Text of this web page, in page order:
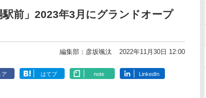
前」2023年3月にグランドオープ
編集部：彦坂颯汰 2022年11月30日 12:00
ア はてブ note LinkedIn